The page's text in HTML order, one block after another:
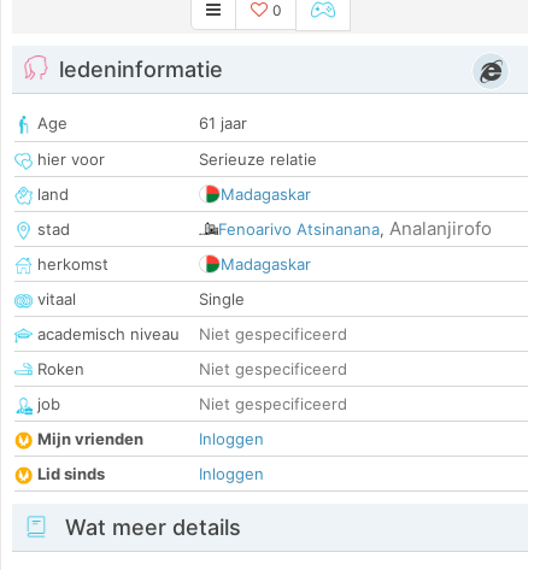
0
ledeninformatie
Age
61 jaar
hier voor
Serieuze relatie
land
Madagaskar
stad
Fenoarivo Atsinanana, Analanjirofo
herkomst
Madagaskar
vitaal
Single
academisch niveau
Niet gespecificeerd
Roken
Niet gespecificeerd
job
Niet gespecificeerd
Mijn vrienden
Inloggen
Lid sinds
Inloggen
Wat meer details